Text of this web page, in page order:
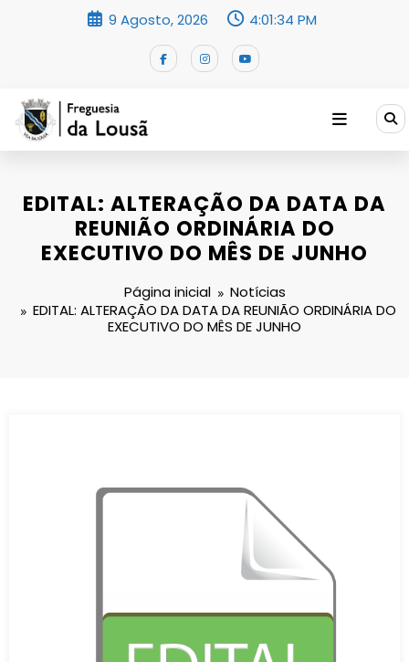
9 Agosto, 2026 4:01:35 PM
EDITAL: ALTERAÇÃO DA DATA DA
REUNIÃO ORDINÁRIA DO
EXECUTIVO DO MÊS DE JUNHO
Página inicial
Notícias
EDITAL: ALTERAÇÃO DA DATA DA REUNIÃO ORDINÁRIA DO
EXECUTIVO DO MÊS DE JUNHO